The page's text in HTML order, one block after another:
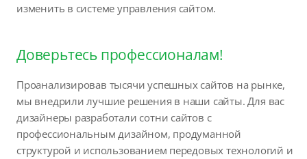
изменить в системе управления сайтом.
Доверьтесь профессионалам!
Проанализировав тысячи успешных сайтов на рынке,
мы внедрили лучшие решения в наши сайты. Для вас
дизайнеры разработали сотни сайтов с
профессиональным дизайном, продуманной
структурой и использованием передовых технологий и